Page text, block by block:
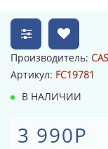
Производитель:
Артикул: FC19781
В НАЛИЧИИ
3 990Р